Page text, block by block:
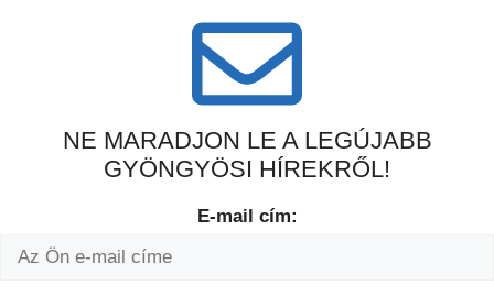
NE MARADJON LE A LEGÚJABB
GYÖNGYÖSI HÍREKRŐL!
E-mail cím: